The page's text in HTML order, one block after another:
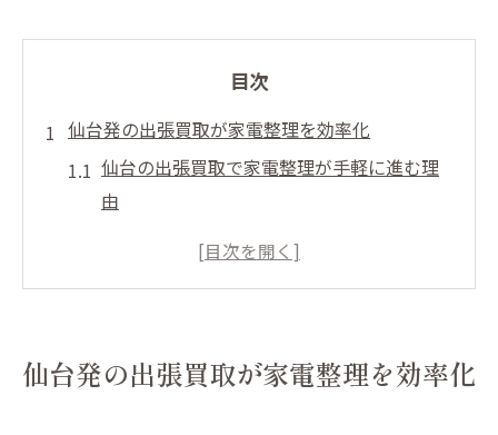
目次
仙台発の出張買取が家電整理を効率化
仙台の出張買取で家電整理が手軽に進む理
由
不要品も仙台出張買取で効率的に現金化
家電の出張買取で仙台の断捨離が加速する
仙台発の出張買取が家電整理を効率化